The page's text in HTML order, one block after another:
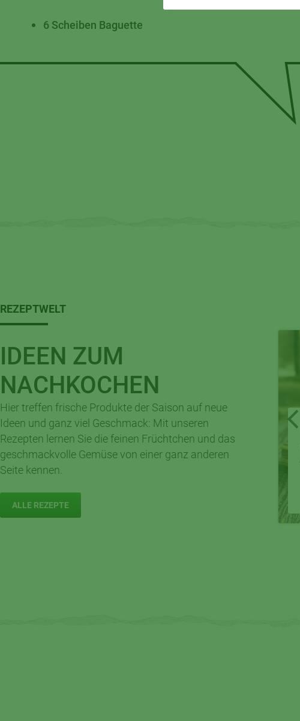
6 Scheiben Baguette
REZEPTWELT
IDEEN ZUM
NACHKOCHEN
Hier treffen frische Produkte der Saison auf neue
Ideen und ganz viel Geschmack: Mit unseren
Rezepten lernen Sie die feinen Früchtchen und das
geschmackvolle Gemüse von einer ganz anderen
Seite kennen.
ALLE REZEPTE
Knuspriger Genuss für frische Tage:
Apfel-Hafer-Crumble